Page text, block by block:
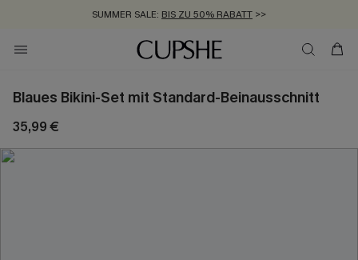
SUMMER SALE: BIS ZU 50% RABATT >>
ZUM NEWSLETTER:BIS ZU -20% EXTRA ERHALTEN
KOSTENLOSER VERSAND AB 89 €
Blaues Bikini-Set mit Standard-Beinausschnitt
35,99 €